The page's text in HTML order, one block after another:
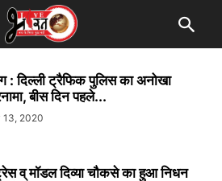
: दिल्ली ट्रैफिक पुलिस का अनोखा
बीस दिन पहले...
13, 2020
व् मॉडल दिव्या चौकसे का हुआ निधन